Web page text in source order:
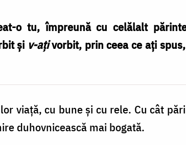
o tu, împreună cu celălalt
şi v-aţivorbit, prin ceea ce aţi
viață, cu bune și cu rele. Cu cât
duhovnicească mai bogată.